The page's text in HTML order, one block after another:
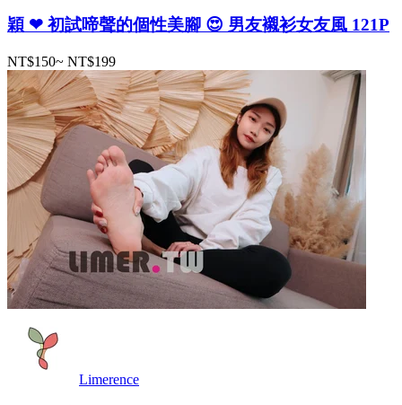
穎 ❤ 初試啼聲的個性美腳 😍 男友襯衫女友風 121P
NT$150~ NT$199
Limerence